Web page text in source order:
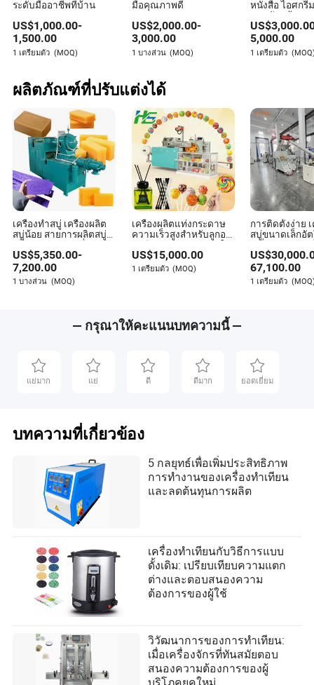
ระดับมืออาชีพที่บ้าน
US$1,000.00-
1,500.00
1 เตรียมตัว (MOQ)
มือคุณภาพดี
US$2,000.00-
3,000.00
1 บางส่วน (MOQ)
หนังสือ ไอศกรี
ขนมปัง เค้ก ข
ถุงมือ สบู่ เครื่อ
แนวนอน เครื่อ
บรรจุไหล
US$
5,000.00
1 เตรียมตัว
ผลิตภัณฑ์ที่ปรับแต่งได้
เครื่องทำสบู่ เครื่องผลิต
สบู่น้อย สายการผลิตสบู่
เพื่อความงาม เครื่องอัด
สบู่เคมี ผู้ผลิตสบู่
US$5,350.00-
7,200.00
1 บางส่วน (MOQ)
เครื่องผลิตแท่งกระดาษ
ความเร็วสูงสำหรับลูกอม,
สำลี และการสนับสนุนใน
รองเท้า
US$15,000.00
1 เตรียมตัว (MOQ)
การติดตั้งง่าย
สบู่ขนาดเล็กอั
เครื่องทำสบู่ เ
สบู่
US$
67,100.00
1 เตรียมตัว
— กรุณาให้คะแนนบทความนี้ —
แย่มาก แย่ ดี ดีมาก ยอดเยี่ยม
บทความที่เกี่ยวข้อง
5 กลยุทธ์เพื่อเพิ่มประสิทธิภาพ
การทำงานของเครื่องทำเทียน
และลดต้นทุนการผลิต
เครื่องทำเทียนกับวิธีการแบบ
ดั้งเดิม: เปรียบเทียบความแตก
ต่างและตอบสนองความ
ต้องการของผู้ใช้
วิวัฒนาการของการทำเทียน:
เมื่อเครื่องจักรที่ทันสมัยตอบ
สนองความต้องการของผู้